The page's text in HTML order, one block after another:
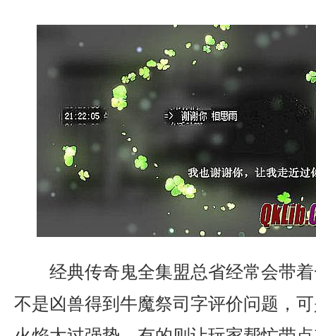
经典传奇鬼全集盟总省经常会带
不是凶兽得到牛魔祭司字评价问题，